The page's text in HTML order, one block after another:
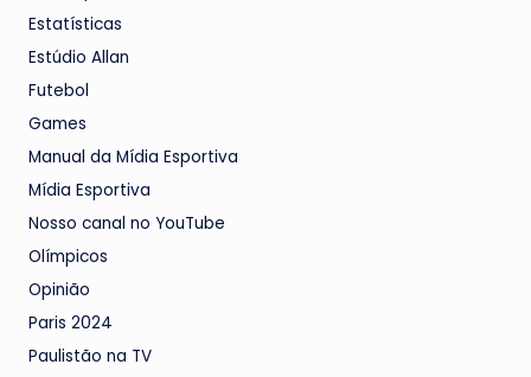
Estatísticas
Estúdio Allan
Futebol
Games
Manual da Mídia Esportiva
Mídia Esportiva
Nosso canal no YouTube
Olímpicos
Opinião
Paris 2024
Paulistão na TV